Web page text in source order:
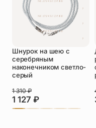
политикой
согласие
Пока нет
Шнурок на шею с
серебряным
наконечником светло-
серый
1 127 ₽
1 310₽